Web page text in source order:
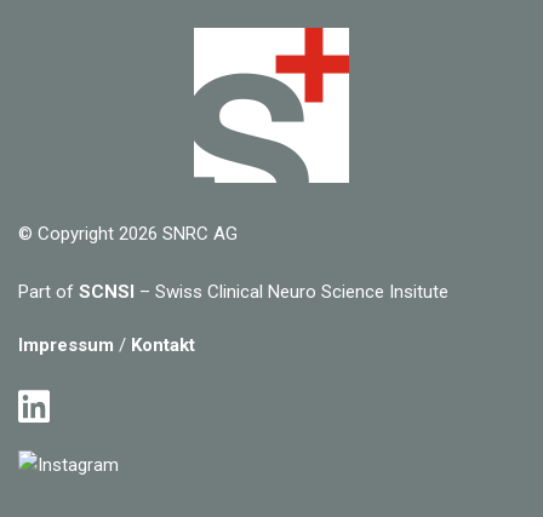
© Copyright 2026 SNRC AG
Part of SCNSI – Swiss Clinical Neuro Science Insitute
Impressum / Kontakt